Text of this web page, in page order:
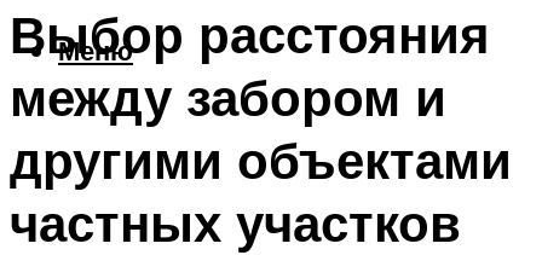
Меню
Выбор расстояния
между забором и
другими объектами
частных участков